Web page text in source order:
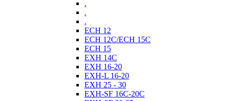
.
.
.
ECH 12
ECH 12C/ECH 15C
ECH 15
EXH 14C
EXH 16-20
EXH-L 16-20
EXH 25 - 30
EXH-SF 16C-20C